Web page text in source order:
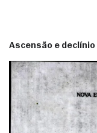
Ascensão e declínio